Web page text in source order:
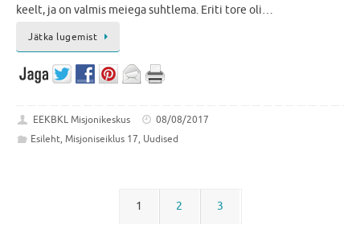
keelt, ja on valmis meiega suhtlema. Eriti tore oli…
Jätka lugemist
EEKBKL Misjonikeskus
08/08/2017
Esileht, Misjoniseiklus 17, Uudised
1 2 3